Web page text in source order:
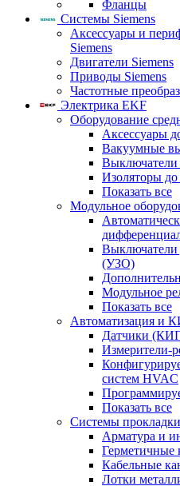
Фланцы
Системы Siemens
Аксессуары и
Siemens
Двигатели Siemens
Приводы Siemens
Частотные
Электрика EKF
Оборудование
Аксессуары
Вакуумные
Выключатели
Изоляторы
Показать все
Модульное
Выключатели
(УЗО)
Модульное
Показать все
Автоматизация и
Датчики
Измерители-
систем HVAC
Показать все
Системы
Арматура и
Герметичные
Кабельные
Лотки